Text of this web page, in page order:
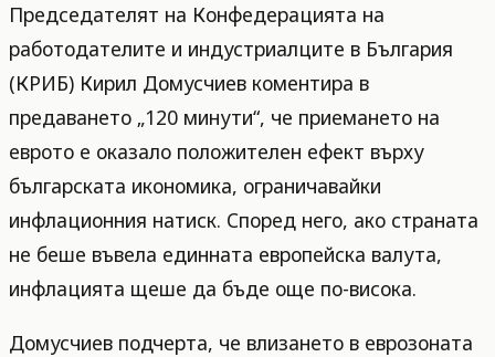
Председателят на Конфедерацията на
работодателите и индустриалците в България
(КРИБ) Кирил Домусчиев коментира в
предаването „120 минути“, че приемането на
еврото е оказало положителен ефект върху
българската икономика, ограничавайки
инфлационния натиск. Според него, ако страната
не беше въвела единната европейска валута,
инфлацията щеше да бъде още по-висока.
Домусчиев подчерта, че влизането в еврозоната